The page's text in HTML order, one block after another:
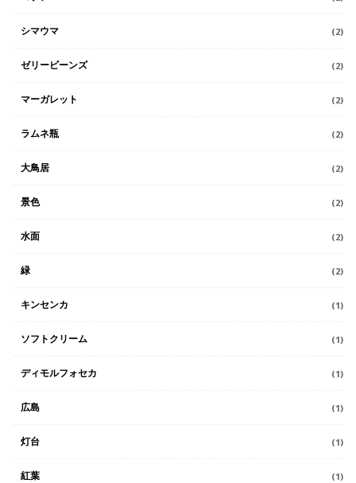
シマウマ (2)
ゼリービーンズ (2)
マーガレット (2)
ラムネ瓶 (2)
大鳥居 (2)
景色 (2)
水面 (2)
緑 (2)
キンセンカ (1)
ソフトクリーム (1)
ディモルフォセカ (1)
広島 (1)
灯台 (1)
紅葉 (1)